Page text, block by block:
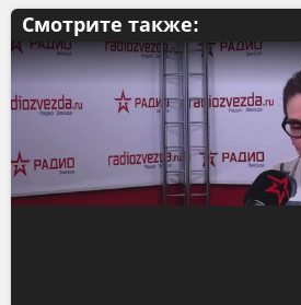
Смотрите также: